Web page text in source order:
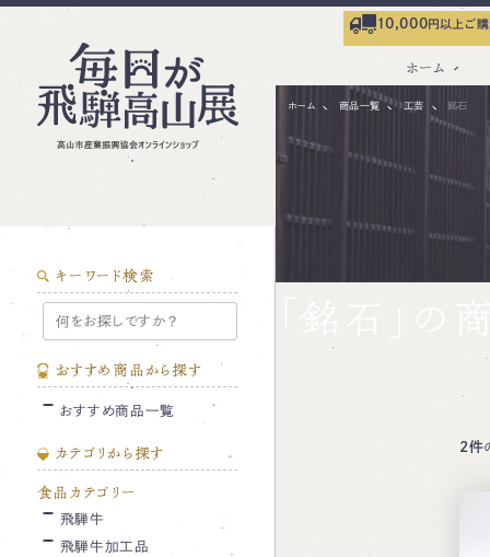
10,000円以上ご
ホーム
ホーム 商品一覧 工芸 銘石
2件
キーワード検索
おすすめ商品から探す
おすすめ商品一覧
カテゴリから探す
食品カテゴリー
飛騨牛
飛騨牛加工品